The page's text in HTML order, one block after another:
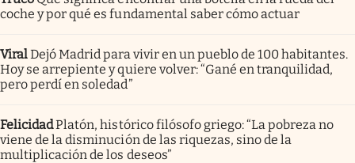
coche y por qué es fundamental saber cómo actuar
ViralDejó Madrid para vivir en un pueblo de 100 habitantes.
Hoy se arrepiente y quiere volver: “Gané en tranquilidad,
pero perdí en soledad”
FelicidadPlatón, histórico filósofo griego: “La pobreza no
viene de la disminución de las riquezas, sino de la
multiplicación de los deseos”